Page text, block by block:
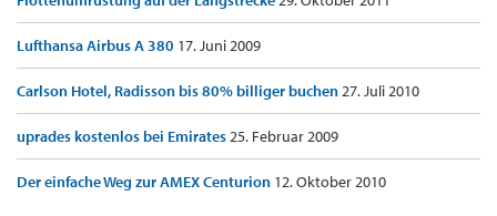
Lufthansa Airbus A 380 17. Juni 2009
Carlson Hotel, Radisson bis 80% billiger buchen27. Juli 2010
uprades kostenlos bei Emirates25. Februar 2009
Der einfache Weg zur AMEX Centurion 12. Oktober 2010